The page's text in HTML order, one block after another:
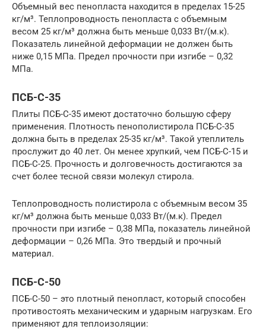
Объемный вес пенопласта находится в пределах 15-25
кг/м³. Теплопроводность пенопласта с объемным
весом 25 кг/м³ должна быть меньше 0,033 Вт/(м.к).
Показатель линейной деформации не должен быть
ниже 0,15 МПа. Предел прочности при изгибе – 0,32
МПа.
ПСБ-С-35
Плиты ПСБ-С-35 имеют достаточно большую сферу
применения. Плотность пенополистирола ПСБ-С-35
должна быть в пределах 25-35 кг/м³. Такой утеплитель
прослужит до 40 лет. Он менее хрупкий, чем ПСБ-С-15 и
ПСБ-С-25. Прочность и долговечность достигаются за
счет более тесной связи молекул стирола.
Теплопроводность полистирола с объемным весом 35
кг/м³ должна быть меньше 0,033 Вт/(м.к). Предел
прочности при изгибе – 0,38 МПа, показатель линейной
деформации – 0,26 МПа. Это твердый и прочный
материал.
ПСБ-С-50
ПСБ-С-50 – это плотный пенопласт, который способен
противостоять механическим и ударным нагрузкам. Его
применяют для теплоизоляции: